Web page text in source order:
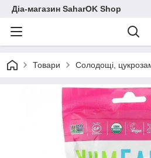
Діа-магазин SaharOK Shop
Товари Солодощі,